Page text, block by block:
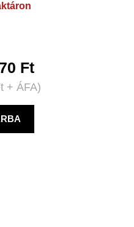
Ft
+ ÁFA)